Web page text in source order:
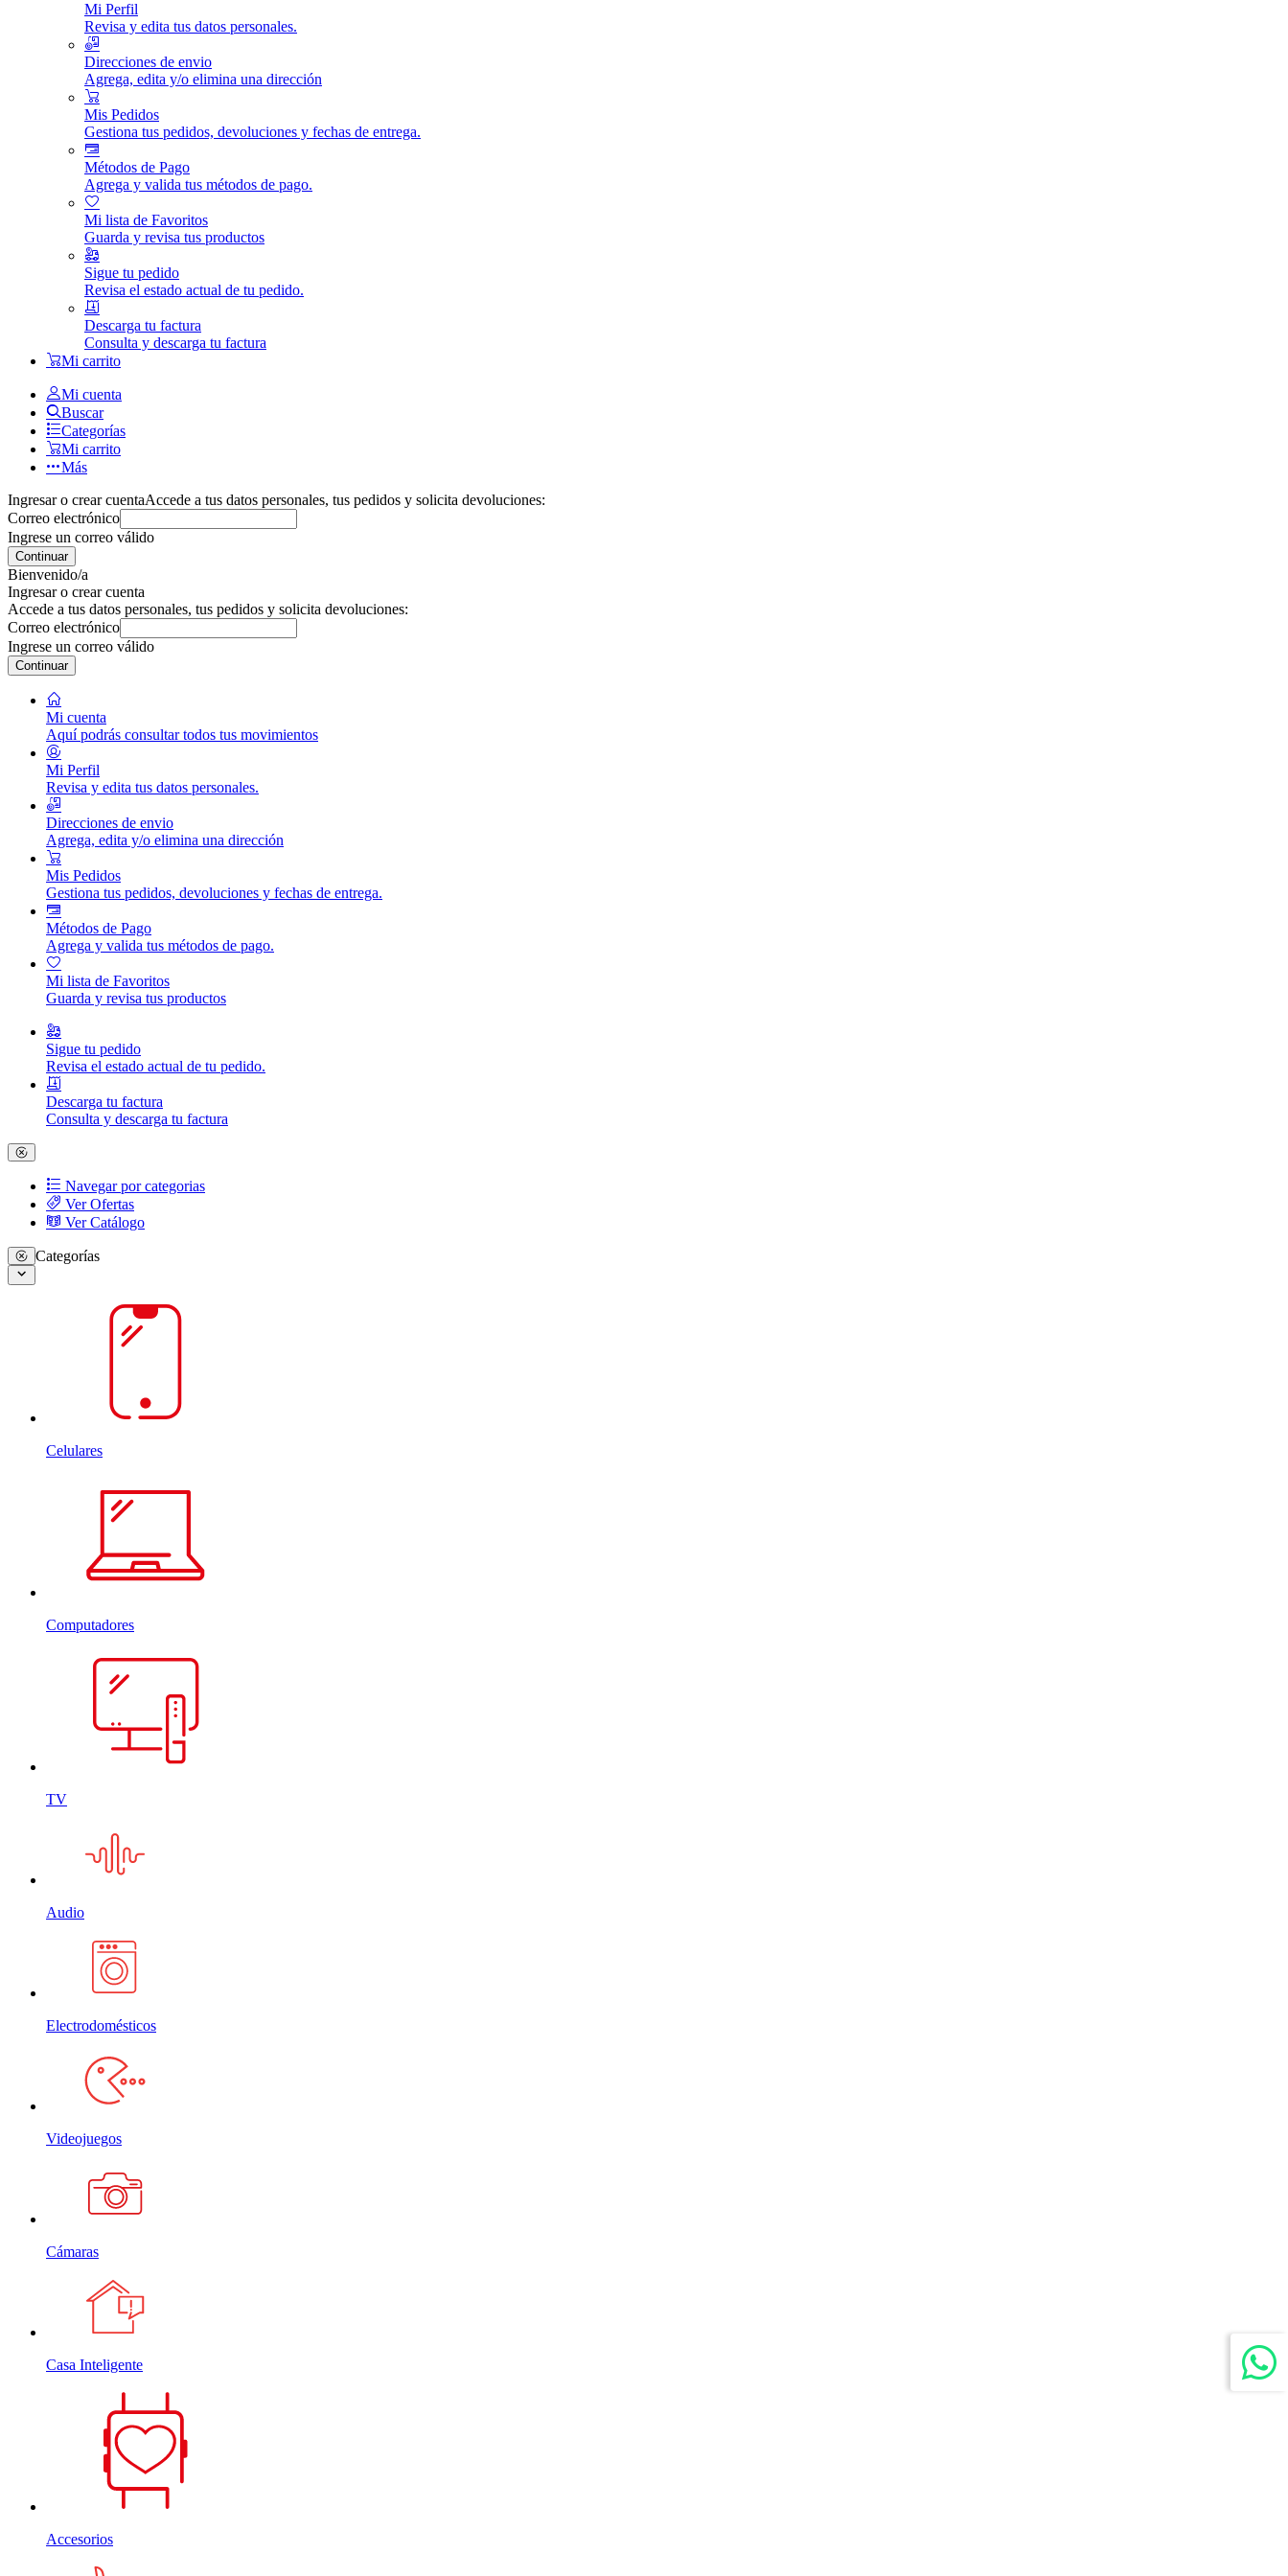
Mi Perfil
Revisa y edita tus datos personales.
Direcciones de envio
Agrega, edita y/o elimina una dirección
Mis Pedidos
Gestiona tus pedidos, devoluciones y fechas de entrega.
Métodos de Pago
Agrega y valida tus métodos de pago.
Mi lista de Favoritos
Guarda y revisa tus productos
Sigue tu pedido
Revisa el estado actual de tu pedido.
Descarga tu factura
Consulta y descarga tu factura
Mi carrito
Mi cuenta
Buscar
Categorías
Mi carrito
Más
Ingresar o crear cuentaAccede a tus datos personales, tus pedidos y solicita devoluciones:
Correo electrónico
Ingrese un correo válido
Continuar
Bienvenido/a
Ingresar o crear cuenta
Accede a tus datos personales, tus pedidos y solicita devoluciones:
Correo electrónico
Ingrese un correo válido
Continuar
Mi cuenta
Aquí podrás consultar todos tus movimientos
Mi Perfil
Revisa y edita tus datos personales.
Direcciones de envio
Agrega, edita y/o elimina una dirección
Mis Pedidos
Gestiona tus pedidos, devoluciones y fechas de entrega.
Métodos de Pago
Agrega y valida tus métodos de pago.
Mi lista de Favoritos
Guarda y revisa tus productos
Sigue tu pedido
Revisa el estado actual de tu pedido.
Descarga tu factura
Consulta y descarga tu factura
Navegar por categorias
Ver Ofertas
Ver Catálogo
Categorías
Celulares
Computadores
TV
Audio
Electrodomésticos
Videojuegos
Cámaras
Casa Inteligente
Accesorios